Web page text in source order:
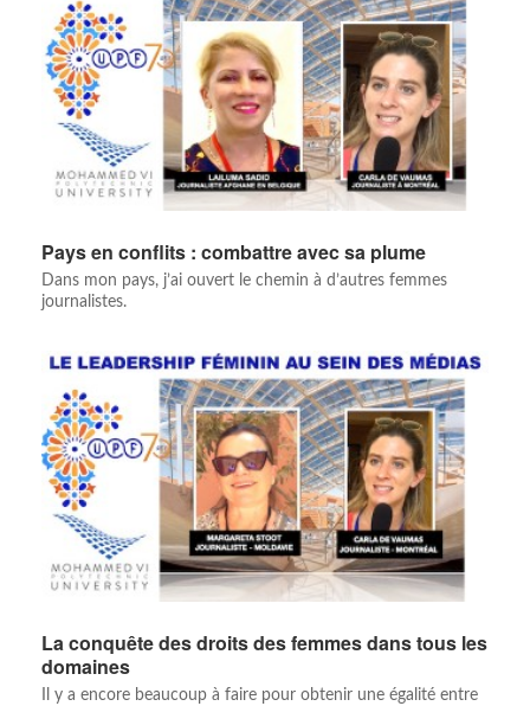
Pays en conflits : combattre avec sa plume
Dans mon pays, j’ai ouvert le chemin à d’autres femmes
journalistes.
La conquête des droits des femmes dans tous les
domaines
Il y a encore beaucoup à faire pour obtenir une égalité entre